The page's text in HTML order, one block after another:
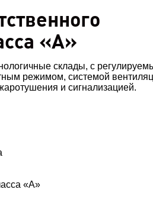
«А»
склады, с
режимом, системой
и сигнализацией.
«А»